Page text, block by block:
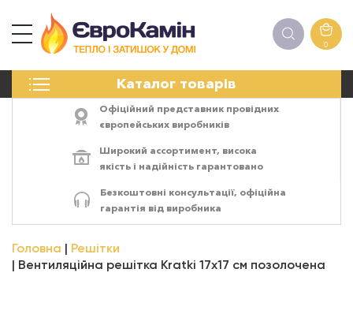
0
Каталог товарів
ПЕЧІ
ЕЛЕКТРОКАМІНИ
АКСЕСУАРИ
Офіційний представник провідних
європейських виробників
Широкий ассортимент, висока
якість і надійність гарантовано
Безкоштовні консультації, офіційна
гарантія від виробника
Головна
Решітки
Вентиляційна решітка Kratki 17x17 см позолочена